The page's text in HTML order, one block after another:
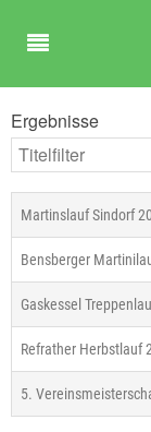
Ergebnisse
Titelfilter
Martinslauf Sindorf
Bensberger
Gaskessel
Refrather Herbstlauf
5.